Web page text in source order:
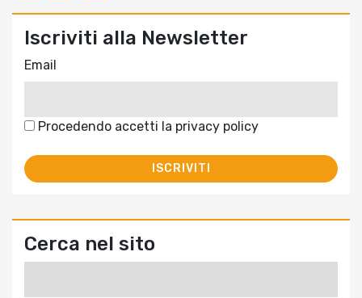
Iscriviti alla Newsletter
Email
Procedendo accetti la privacy policy
Cerca nel sito